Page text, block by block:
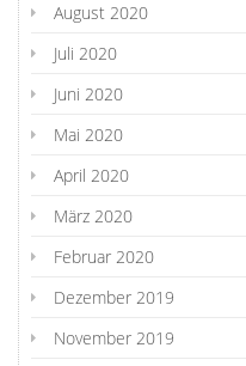
August 2020
Juli 2020
Juni 2020
Mai 2020
April 2020
März 2020
Februar 2020
Dezember 2019
November 2019